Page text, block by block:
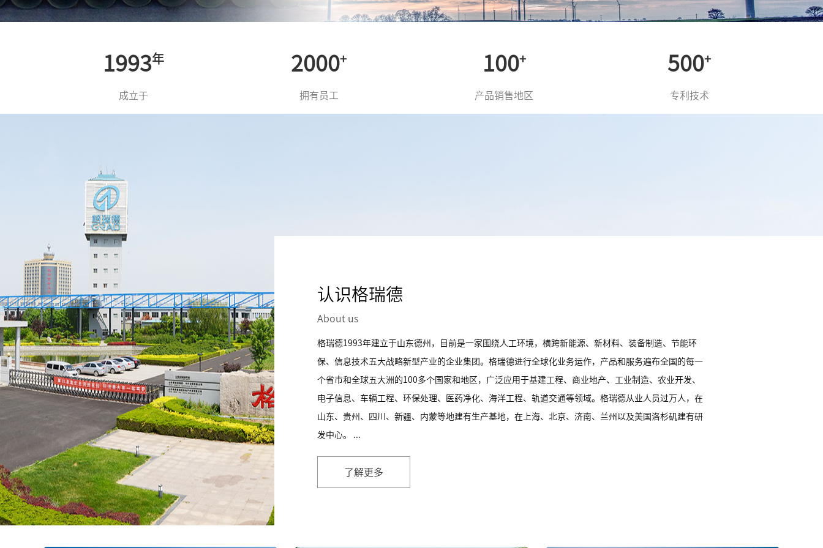
1993年
成立于
2000+
拥有员工
100+
产品销售地区
500+
专利技术
认识格瑞德
About us
格瑞德1993年建立于山东德州，目前是一家围绕人工环境，横跨新能源、新材料、装备制造、节能环
保、信息技术五大战略新型产业的企业集团。格瑞德进行全球化业务运作，产品和服务遍布全国的每一
个省市和全球五大洲的100多个国家和地区，广泛应用于基建工程、商业地产、工业制造、农业开发、
电子信息、车辆工程、环保处理、医药净化、海洋工程、轨道交通等领域。格瑞德从业人员过万人，在
山东、贵州、四川、新疆、内蒙等地建有生产基地，在上海、北京、济南、兰州以及美国洛杉矶建有研
发中心。 ...
了解更多